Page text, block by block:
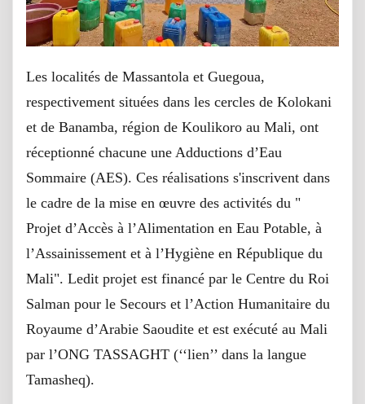
Les localités de Massantola et Guegoua,
respectivement situées dans les cercles de Kolokani
et de Banamba, région de Koulikoro au Mali, ont
réceptionné chacune une Adductions d’Eau
Sommaire (AES). Ces réalisations s'inscrivent dans
le cadre de la mise en œuvre des activités du "
Projet d’Accès à l’Alimentation en Eau Potable, à
l’Assainissement et à l’Hygiène en République du
Mali". Ledit projet est financé par le Centre du Roi
Salman pour le Secours et l’Action Humanitaire du
Royaume d’Arabie Saoudite et est exécuté au Mali
par l’ONG TASSAGHT (‘‘lien’’ dans la langue
Tamasheq).